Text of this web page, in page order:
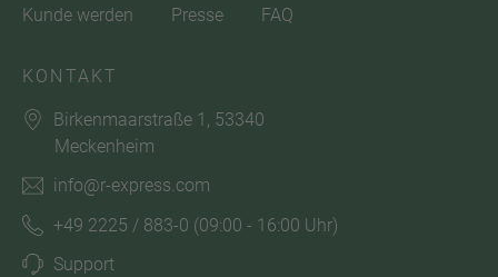
Kunde werden Presse FAQ
KONTAKT
Birkenmaarstraße 1, 53340
Meckenheim
info@r-express.com
+49 2225 / 883-0 (09:00 - 16:00 Uhr)
Support